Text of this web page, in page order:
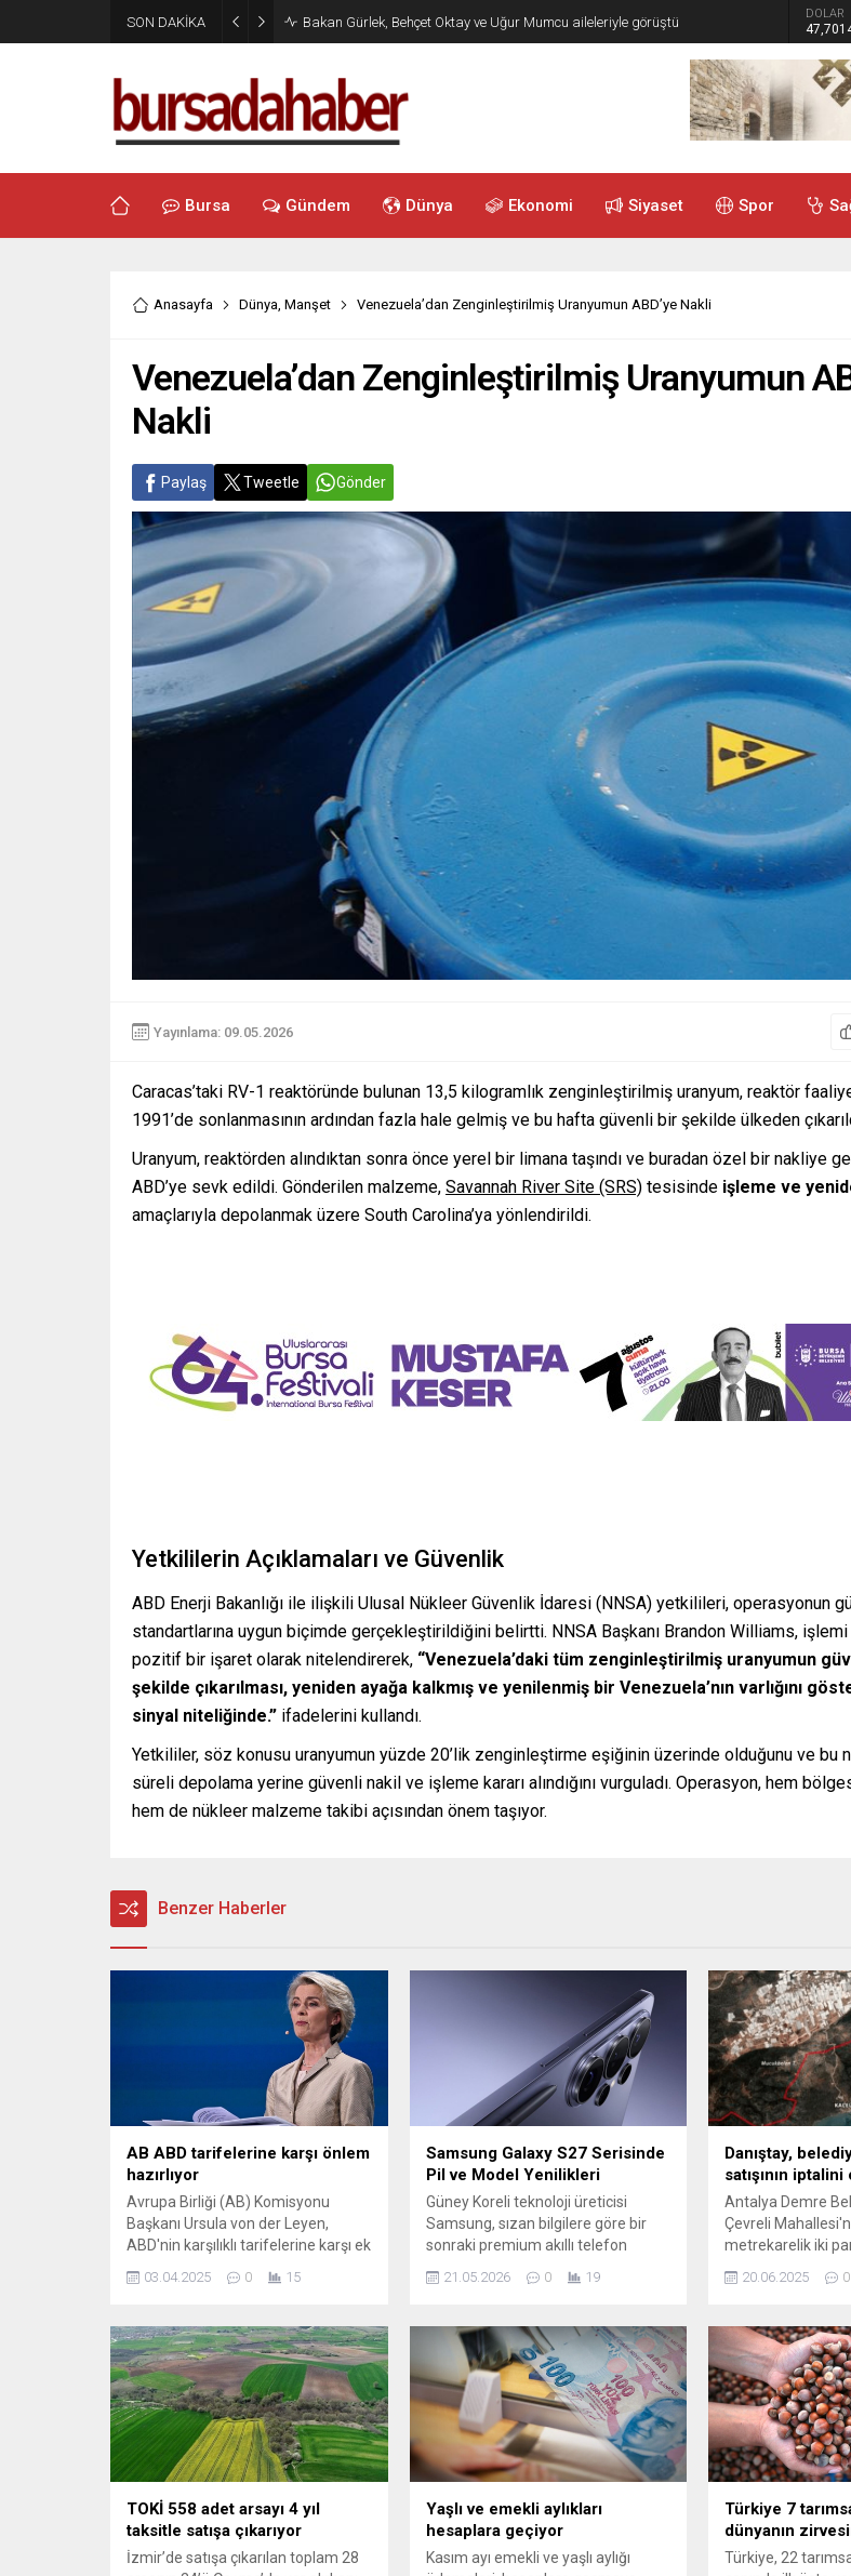
SON DAKİKA Bakan Gürlek, Behçet Oktay ve Uğur Mumcu aileleriyle görüştü DOLAR
Bursa Gündem Dünya Ekonomi Siyaset Spor
Anasayfa Dünya, Manşet Venezuela’dan Zenginleştirilmiş Uranyumun ABD’ye Nakli
Venezuela’dan Zenginleştirilmiş Uranyumun
Nakli
Paylaş Tweetle Gönder
Yayınlama: 09.05.2026
Caracas’taki RV-1 reaktöründe bulunan 13,5 kilogramlık zenginleştirilmiş uranyum, reaktör
1991’de sonlanmasının ardından fazla hale gelmiş ve bu hafta güvenli bir şekilde ülkeden
Uranyum, reaktörden alındıktan sonra önce yerel bir limana taşındı ve buradan özel bir nakliye
ABD’ye sevk edildi. Gönderilen malzeme, Savannah River Site (SRS) tesisinde işleme ve
amaçlarıyla depolanmak üzere South Carolina’ya yönlendirildi.
Yetkililerin Açıklamaları ve Güvenlik
ABD Enerji Bakanlığı ile ilişkili Ulusal Nükleer Güvenlik İdaresi (NNSA) yetkilileri, operasyonun
standartlarına uygun biçimde gerçekleştirildiğini belirtti. NNSA Başkanı Brandon Williams,
pozitif bir işaret olarak nitelendirerek, “Venezuela’daki tüm zenginleştirilmiş uranyumun
şekilde çıkarılması, yeniden ayağa kalkmış ve yenilenmiş bir Venezuela’nın varlığını
sinyal niteliğinde.” ifadelerini kullandı.
Yetkililer, söz konusu uranyumun yüzde 20’lik zenginleştirme eşiğinin üzerinde olduğunu ve bu
süreli depolama yerine güvenli nakil ve işleme kararı alındığını vurguladı. Operasyon, hem
hem de nükleer malzeme takibi açısından önem taşıyor.
Benzer Haberler
AB ABD tarifelerine karşı önlem
hazırlıyor
Avrupa Birliği (AB) Komisyonu
Başkanı Ursula von der Leyen,
ABD'nin karşılıklı tarifelerine karşı ek
03.04.2025 0 15
Samsung Galaxy S27 Serisinde
Pil ve Model Yenilikleri
Güney Koreli teknoloji üreticisi
Samsung, sızan bilgilere göre bir
sonraki premium akıllı telefon
planlıyor. Uzun süredir 5.000 mAh
kapasitesinin bu kez büyütülmesi
bekleniyor. Bu değişikliğin
gerçekleşebilmesi için tasarımda
kayda değer düzenlemeler
yapılacak; arka kısımda yeniden
yapılandırma söz konusu olacak.
Donanımda Yer Değişikliğiyle Alan...
21.05.2026 0 19
Danıştay,
satışının iptalini
Antalya Demre
Çevreli
metrekarelik iki
Antalya 2'nci
onandı.
20.06.2025 0
TOKİ 558 adet arsayı 4 yıl
taksitle satışa çıkarıyor
İzmir’de satışa çıkarılan toplam 28
Yaşlı ve emekli aylıkları
hesaplara geçiyor
Kasım ayı emekli ve yaşlı aylığı
Türkiye 7
dünyanın
Türkiye, 22